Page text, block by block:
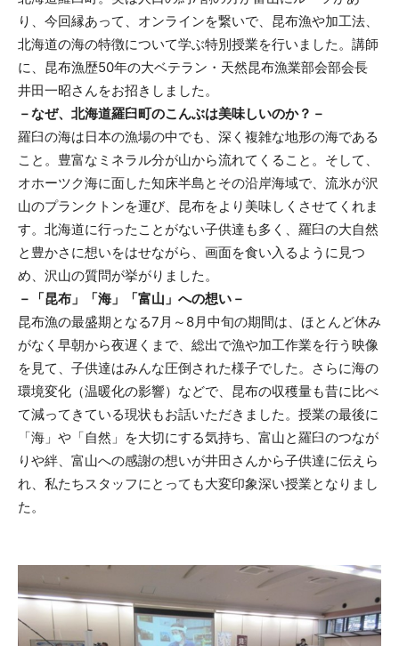
り、今回縁あって、オンラインを繋いで、昆布漁や加工法、
北海道の海の特徴について学ぶ特別授業を行いました。講師
に、昆布漁歴50年の大ベテラン・天然昆布漁業部会部会長
井田一昭さんをお招きしました。
－なぜ、北海道羅臼町のこんぶは美味しいのか？－
羅臼の海は日本の漁場の中でも、深く複雑な地形の海である
こと。豊富なミネラル分が山から流れてくること。そして、
オホーツク海に面した知床半島とその沿岸海域で、流氷が沢
山のプランクトンを運び、昆布をより美味しくさせてくれま
す。北海道に行ったことがない子供達も多く、羅臼の大自然
と豊かさに想いをはせながら、画面を食い入るように見つ
め、沢山の質問が挙がりました。
－「昆布」「海」「富山」への想い－
昆布漁の最盛期となる7月～8月中旬の期間は、ほとんど休み
がなく早朝から夜遅くまで、総出で漁や加工作業を行う映像
を見て、子供達はみんな圧倒された様子でした。さらに海の
環境変化（温暖化の影響）などで、昆布の収穫量も昔に比べ
て減ってきている現状もお話いただきました。授業の最後に
「海」や「自然」を大切にする気持ち、富山と羅臼のつなが
りや絆、富山への感謝の想いが井田さんから子供達に伝えら
れ、私たちスタッフにとっても大変印象深い授業となりまし
た。